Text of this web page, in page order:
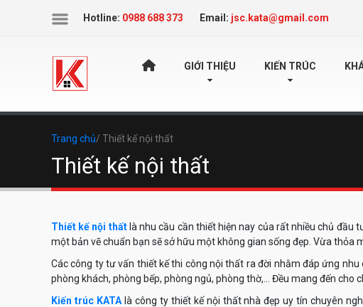
IconHotline: 0988 688 373 Email: jsc.kata@gmail.com
TRANGGIỚI THIỆU KIẾN TRÚC
Trang chủ/ Thiết kế nội thất
Thiết kế nội thất
Thiết kế nội thấtlà nhu cầu cần thiết hiện nay của rất nhiều chủ đầu
một bản vẽ chuẩn bạn sẽ sở hữu một không gian sống đẹp. Vừa thỏa
Các công ty tư vấn thiết kế thi công nội thất ra đời nhằm đáp ứng
phòng khách, phòng bếp, phòng ngủ, phòng thờ,… Đều mang đến
Kiến trúc KATAlà công ty thiết kế nội thất nhà đẹp uy tín chuyên